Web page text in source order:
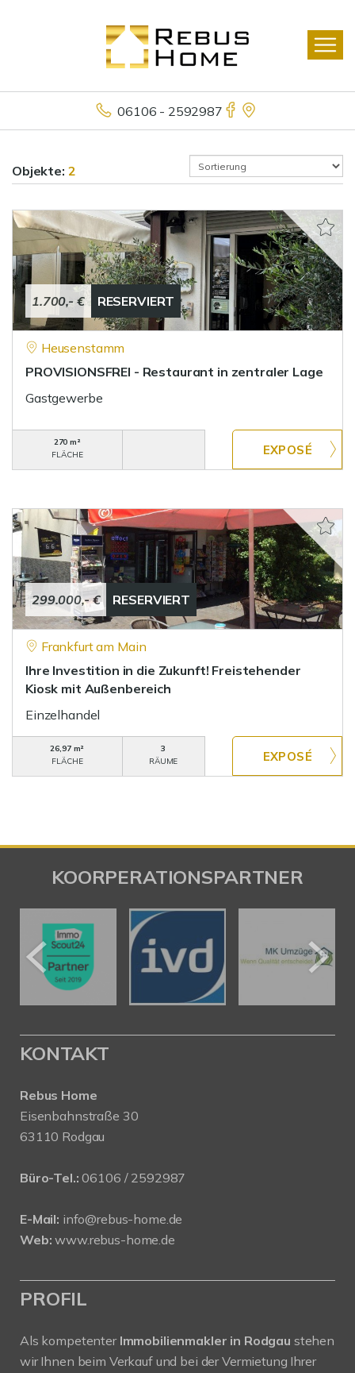
06106 - 2592987
Objekte: 2
1.700,- € RESERVIERT
Heusenstamm
PROVISIONSFREI - Restaurant in zentraler Lage
Gastgewerbe
270 m²
FLÄCHE
299.000,- € RESERVIERT
Frankfurt am Main
Ihre Investition in die Zukunft! Freistehender
Kiosk mit Außenbereich
Einzelhandel
26,97 m²
FLÄCHE
3
RÄUME
KOORPERATIONSPARTNER
KONTAKT
Rebus Home
Eisenbahnstraße 30
63110 Rodgau
Büro-Tel.:06106 / 2592987
E-Mail: info@rebus-home.de
Web:www.rebus-home.de
PROFIL
Als kompetenter Immobilienmakler in Rodgau stehen
wir Ihnen beim Verkauf und bei der Vermietung Ihrer